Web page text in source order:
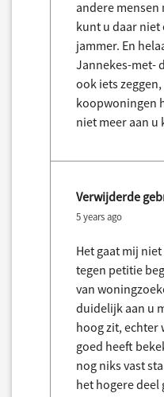
andere
kunt u daar niet
jammer. En
Jannekes-met-
ook iets
koopwoningen
niet meer aan u
Verwijderde
5 years ago
Het gaat mij
tegen petitie
van
duidelijk aan u
hoog zit, echter
goed heeft
nog niks vast
het hogere deel